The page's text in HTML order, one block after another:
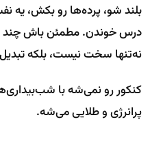
بلند شو، پرده‌ها رو بکش،
درس خوندن. مطمئن باش چند
نه‌تنها سخت نیست، بلکه
کنکور رو نمی‌شه با
پرانرژی و طلایی می‌شه.